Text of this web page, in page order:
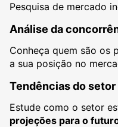
Pesquisa de mercado
Análise da
Conheça quem são os
a sua posição no
Tendências do setor
Estude como o setor
projeções para o